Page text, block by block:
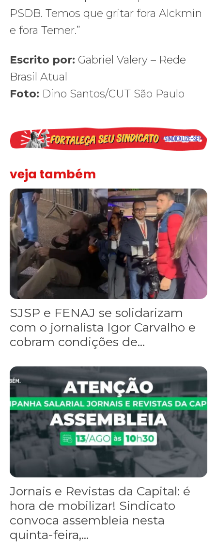
PSDB. Temos que gritar fora Alckmin
e fora Temer.”
Escrito por: Gabriel Valery – Rede
Brasil Atual
Foto: Dino Santos/CUT São Paulo
veja também
SJSP e FENAJ se solidarizam com o jornalista Igor Carvalho e
SJSP e FENAJ se solidarizam
com o jornalista Igor Carvalho e
cobram condições de...
Jornais e Revistas da Capital: é hora de mobilizar! Sindicato
Jornais e Revistas da Capital: é
hora de mobilizar! Sindicato
convoca assembleia nesta
quinta-feira,...